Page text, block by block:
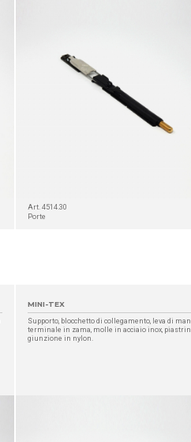
Art. 4514.30
Porte
MINI-TEX
Supporto, blocchetto di collegamento, leva di
terminale in zama, molle in acciaio inox,
giunzione in nylon.